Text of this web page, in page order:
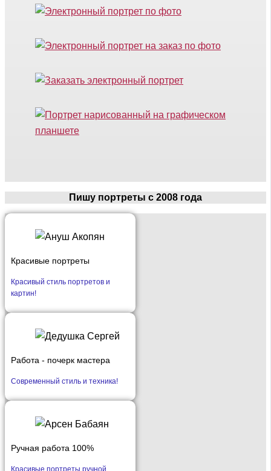
Пишу портреты с 2008 года
Красивые портреты
Красивый стиль портретов и
картин!
Работа - почерк мастера
Современный стиль и техника!
Ручная работа 100%